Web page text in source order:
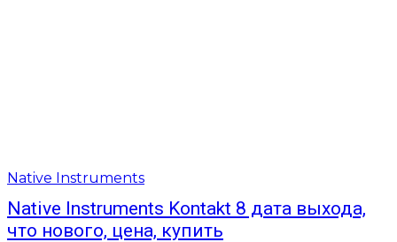
Native Instruments
Native Instruments Kontakt 8 дата выхода,
что нового, цена, купить